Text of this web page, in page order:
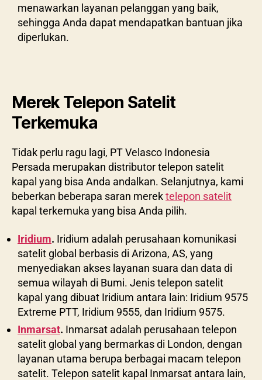
menawarkan layanan pelanggan yang baik,
sehingga Anda dapat mendapatkan bantuan jika
diperlukan.
Merek Telepon Satelit
Terkemuka
Tidak perlu ragu lagi, PT Velasco Indonesia
Persada merupakan distributor telepon satelit
kapal yang bisa Anda andalkan. Selanjutnya, kami
beberkan beberapa saran merektelepon satelit
kapal terkemuka yang bisa Anda pilih.
Iridium. Iridium adalah perusahaan komunikasi
satelit global berbasis di Arizona, AS, yang
menyediakan akses layanan suara dan data di
semua wilayah di Bumi. Jenis telepon satelit
kapal yang dibuat Iridium antara lain: Iridium 9575
Extreme PTT, Iridium 9555, dan Iridium 9575.
Inmarsat. Inmarsat adalah perusahaan telepon
satelit global yang bermarkas di London, dengan
layanan utama berupa berbagai macam telepon
satelit. Telepon satelit kapal Inmarsat antara lain,